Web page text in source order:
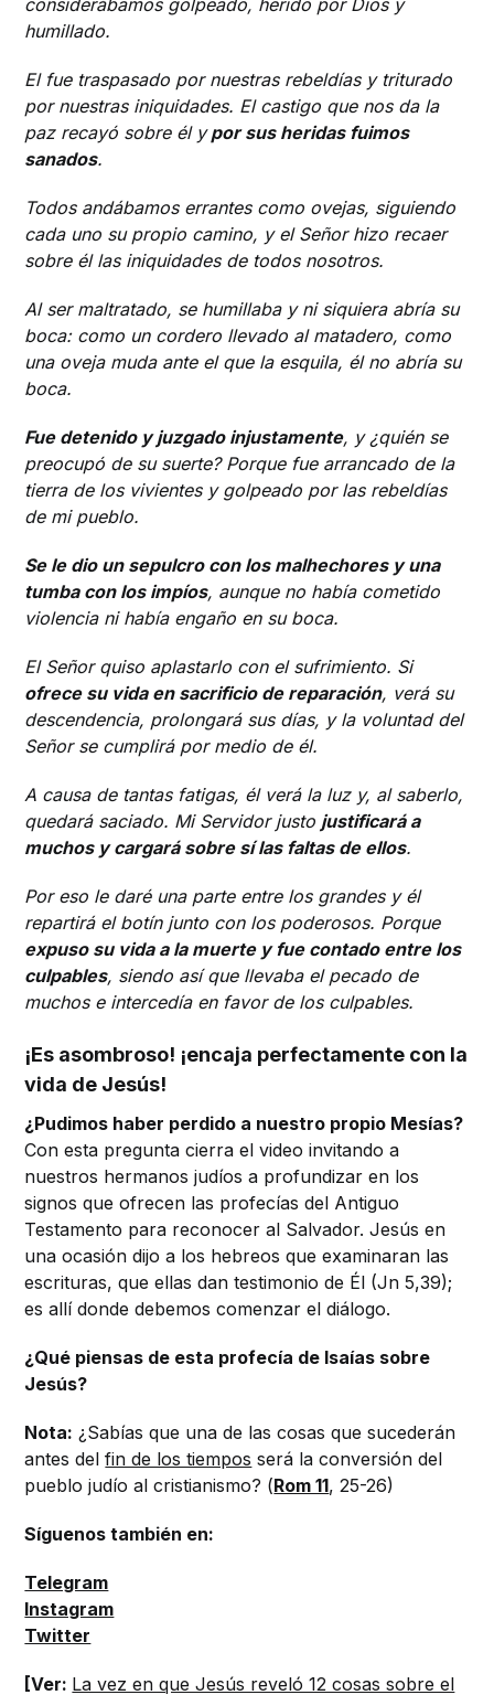
considerábamos golpeado, herido por Dios y
humillado.
El fue traspasado por nuestras rebeldías y triturado
por nuestras iniquidades. El castigo que nos da la
paz recayó sobre él ypor sus heridas fuimos
sanados.
Todos andábamos errantes como ovejas, siguiendo
cada uno su propio camino, y el Señor hizo recaer
sobre él las iniquidades de todos nosotros.
Al ser maltratado, se humillaba y ni siquiera abría su
boca: como un cordero llevado al matadero, como
una oveja muda ante el que la esquila, él no abría su
boca.
Fue detenido y juzgado injustamente, y ¿quién se
preocupó de su suerte? Porque fue arrancado de la
tierra de los vivientes y golpeado por las rebeldías
de mi pueblo.
Se le dio un sepulcro con los malhechores y una
tumba con los impíos, aunque no había cometido
violencia ni había engaño en su boca.
El Señor quiso aplastarlo con el sufrimiento. Si
ofrece su vida en sacrificio de reparación, verá su
descendencia, prolongará sus días, y la voluntad del
Señor se cumplirá por medio de él.
A causa de tantas fatigas, él verá la luz y, al saberlo,
quedará saciado. Mi Servidor justo justificará a
muchos y cargará sobre sí las faltas de ellos.
Por eso le daré una parte entre los grandes y él
repartirá el botín junto con los poderosos. Porque
expuso su vida a la muerte y fue contado entre los
culpables, siendo así que llevaba el pecado de
muchos e intercedía en favor de los culpables.
¡Es asombroso! ¡encaja perfectamente con la
vida de Jesús!
¿Pudimos haber perdido a nuestro propio Mesías?
Con esta pregunta cierra el video invitando a
nuestros hermanos judíos a profundizar en los
signos que ofrecen las profecías del Antiguo
Testamento para reconocer al Salvador. Jesús en
una ocasión dijo a los hebreos que examinaran las
escrituras, que ellas dan testimonio de Él (Jn 5,39);
es allí donde debemos comenzar el diálogo.
¿Qué piensas de esta profecía de Isaías sobre
Jesús?
Nota: ¿Sabías que una de las cosas que sucederán
antes delfin de los tiempos será la conversión del
pueblo judío al cristianismo? (Rom 11, 25-26)
Síguenos también en:
Telegram
Instagram
Twitter
[Ver: La vez en que Jesús reveló 12 cosas sobre el